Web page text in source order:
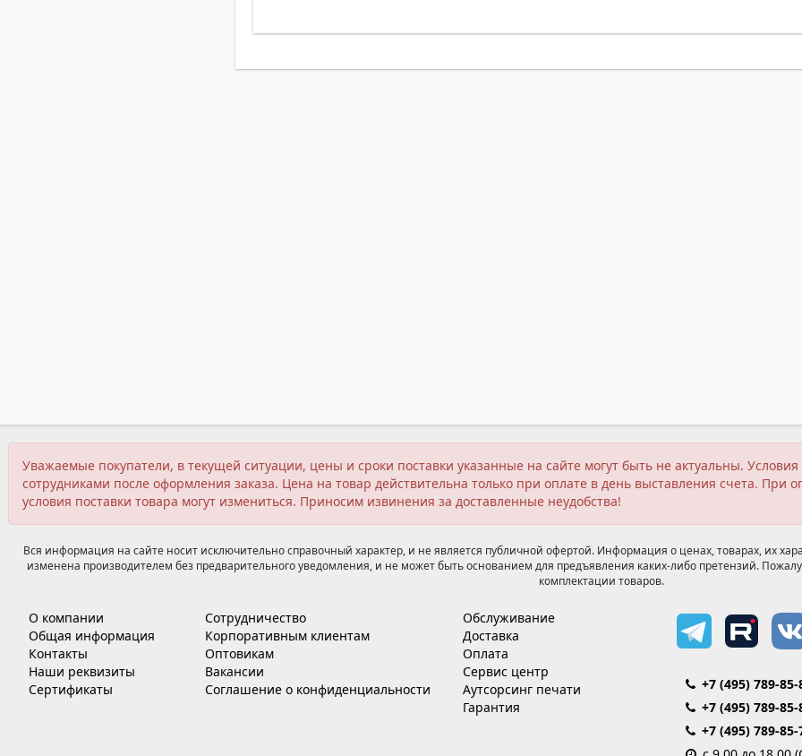
Уважаемые покупатели, в текущей ситуации, цены и сроки поставки указанные на сайте могут быть не актуальны.
сотрудниками после оформления заказа. Цена на товар действительна только при оплате в день выставления счета.
условия поставки товара могут измениться. Приносим извинения за доставленные неудобства!
Вся информация на сайте носит исключительно справочный характер, и не является публичной офертой. Информация о ценах, товарах, их
изменена производителем без предварительного уведомления, и не может быть основанием для предъявления каких-либо претензий.
комплектации товаров.
О компании
Общая информация
Контакты
Наши реквизиты
Сертификаты
Сотрудничество
Корпоративным клиентам
Оптовикам
Вакансии
Соглашение о конфиденциальности
Обслуживание
Доставка
Оплата
Сервис центр
Аутсорсинг печати
Гарантия
+7 (495) 789-85-
+7 (495) 789-85-
+7 (495) 789-85-